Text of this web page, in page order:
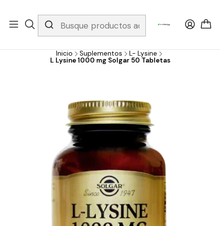
Whatsapp 3229079958/ Fijo 6019251796 / Envios a todo el país y
gratis apartir de 199.000!
Inicio Suplementos
L- Lysine
L Lysine 1000 mg Solgar 50 Tabletas